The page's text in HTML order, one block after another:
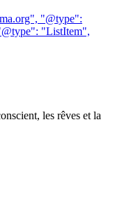
"@type":
"ListItem",
les rêves et la